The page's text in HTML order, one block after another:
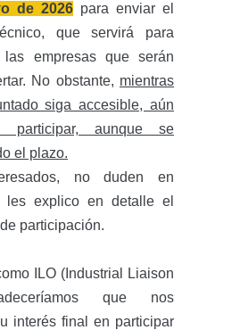
de 2026 para enviar el
que servirá para
empresas que serán
No obstante, mientras
siga accesible, aún
participar, aunque se
el plazo.
no duden en
les explico en detalle el
participación.
ILO (Industrial Liaison
que nos
interés final en participar